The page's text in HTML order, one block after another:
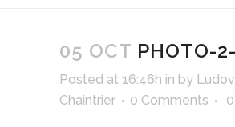
05 OCT PHOTO-
Posted at 16:46h in by
Chaintrier
0 Comments 0